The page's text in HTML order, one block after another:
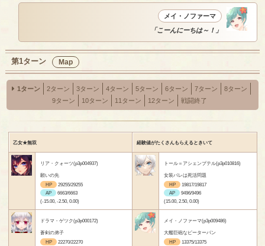
メイ・ノファーマ
「こーんにーちは～！」
第1ターン Map
1ターン 2ターン 3ターン 4ターン 5ターン 6ターン 7ターン
8ターン
9ターン
10ターン 11ターン 12ターン 戦闘終了
乙女★無双 経験値がたくさんもらえるときいて
リア・クォーツ(p3p004937)
願いの先
HP
29255/29255
AP
6663/6663
(-15.00, -2.50, 0.00)
トール＝アシェンプテル(p3p010816)
女装バレは死活問題
HP
19817/19817
AP
9496/9496
(15.00, 2.50, 0.00)
ドラマ・ゲツク(p3p000172)
蒼剣の弟子
HP
22270/22270
メイ・ノファーマ(p3p009486)
大艦巨砲なピーターパン
HP
13375/13375